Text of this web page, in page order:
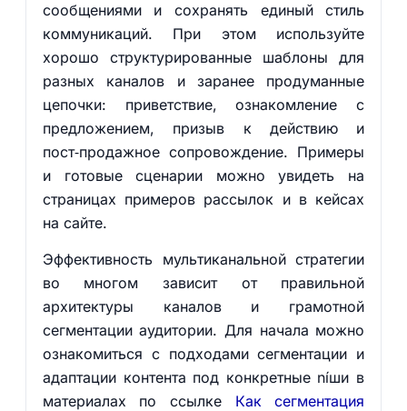
сообщениями и сохранять единый стиль
коммуникаций. При этом используйте
хорошо структурированные шаблоны для
разных каналов и заранее продуманные
цепочки: приветствие, ознакомление с
предложением, призыв к действию и
пост‑продажное сопровождение. Примеры
и готовые сценарии можно увидеть на
страницах примеров рассылок и в кейсах
на сайте.
Эффективность мультиканальной стратегии
во многом зависит от правильной
архитектуры каналов и грамотной
сегментации аудитории. Для начала можно
ознакомиться с подходами сегментации и
адаптации контента под конкретные níши в
материалах по ссылке Как сегментация